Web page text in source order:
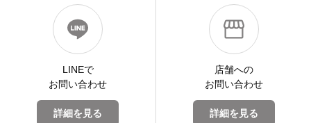
LINEで
お問い合わせ
詳細を見る
店舗への
お問い合わせ
詳細を見る